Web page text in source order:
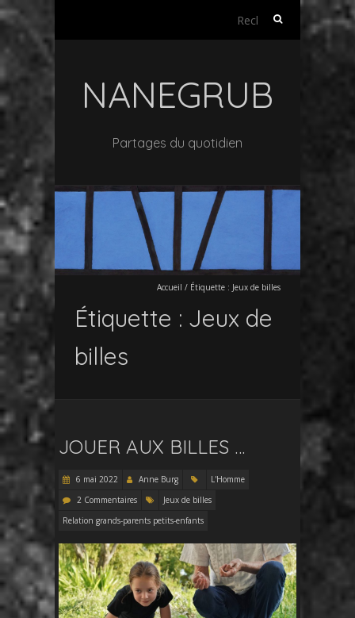
Rechercher :
NANEGRUB
Partages du quotidien
Accueil / Étiquette : Jeux de billes
Étiquette : Jeux de
billes
JOUER AUX BILLES …
6 mai 2022 Anne Burg
L'Homme
2 Commentaires
Jeux de billes
Relation grands-parents petits-enfants